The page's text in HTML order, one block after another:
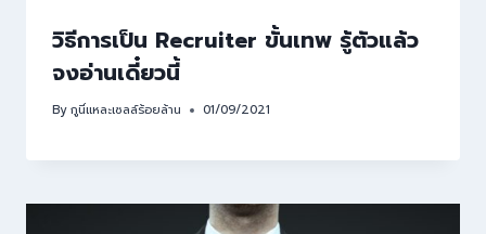
วิธีการเป็น Recruiter ขั้นเทพ รู้ตัวแล้ว
จงอ่านเดี๋ยวนี้
Byกูนี่แหละเซลล์ร้อยล้าน 01/09/2021